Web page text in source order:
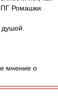
Ромашки.
мнение о